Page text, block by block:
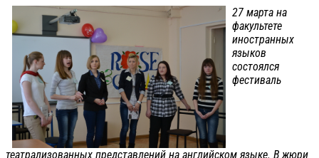
27 марта на
факультете
иностранных
языков
состоялся
фестиваль
театрализованных представлений на английском языке. В жюри